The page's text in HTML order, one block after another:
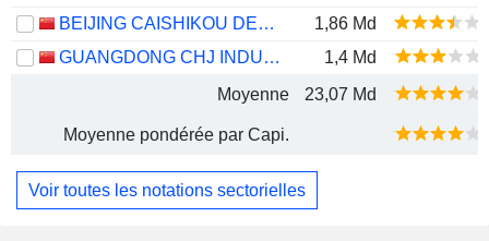
BEIJING CAISHIKOU DEPARTMENT STORE CO.,LTD.
1,86 Md
GUANGDONG CHJ INDUSTRY CO.,LTD.
1,4 Md
Moyenne
23,07 Md
Moyenne pondérée par Capi.
Voir toutes les notations sectorielles